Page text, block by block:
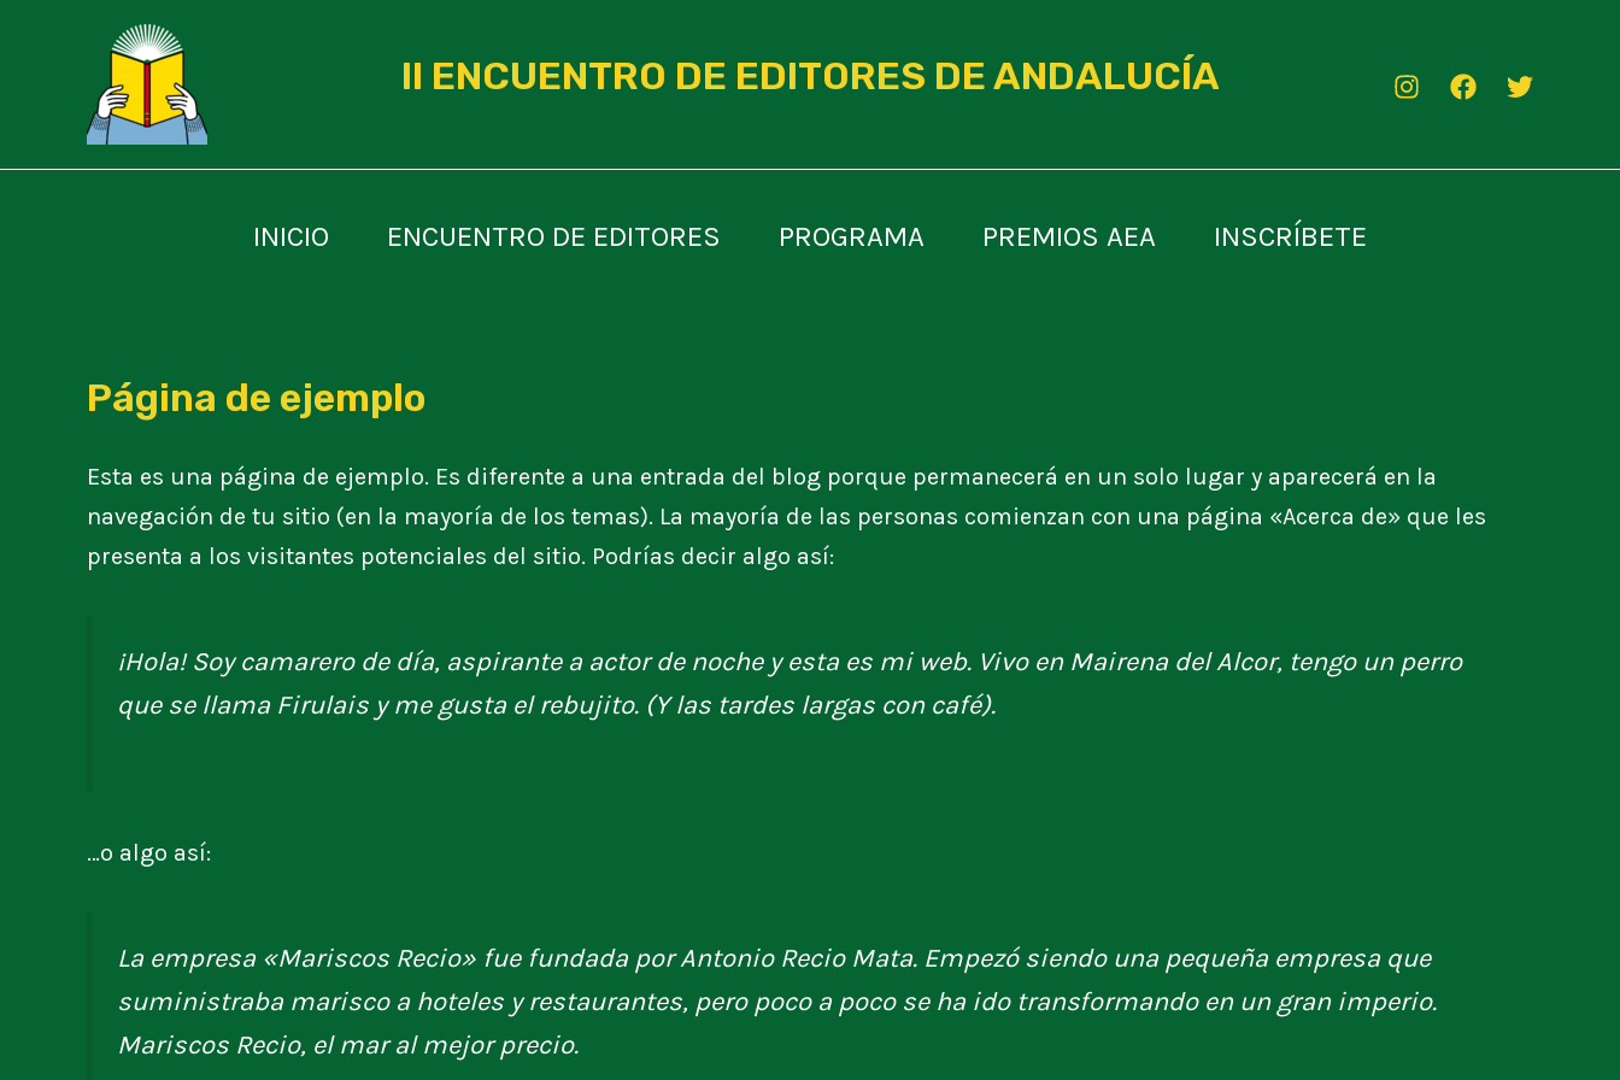
contenido
II ENCUENTRO DE EDITORES DE ANDALUCÍA
INICIO ENCUENTRO DE EDITORES PROGRAMA PREMIOS AEA INSCRÍBETE
Página de ejemplo
Esta es una página de ejemplo. Es diferente a una entrada del blog porque permanecerá en un solo lugar y aparecerá en la
navegación de tu sitio (en la mayoría de los temas). La mayoría de las personas comienzan con una página «Acerca de» que les
presenta a los visitantes potenciales del sitio. Podrías decir algo así:
¡Hola! Soy camarero de día, aspirante a actor de noche y esta es mi web. Vivo en Mairena del Alcor, tengo un perro
que se llama Firulais y me gusta el rebujito. (Y las tardes largas con café).
…o algo así:
La empresa «Mariscos Recio» fue fundada por Antonio Recio Mata. Empezó siendo una pequeña empresa que
suministraba marisco a hoteles y restaurantes, pero poco a poco se ha ido transformando en un gran imperio.
Mariscos Recio, el mar al mejor precio.